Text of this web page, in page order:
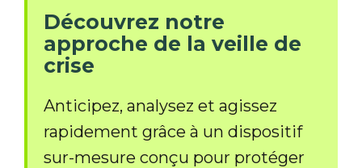
Découvrez notre
approche de la veille de
crise
Anticipez, analysez et agissez
rapidement grâce à un dispositif
sur-mesure conçu pour protéger